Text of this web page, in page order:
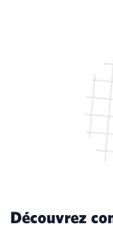
Découvrez